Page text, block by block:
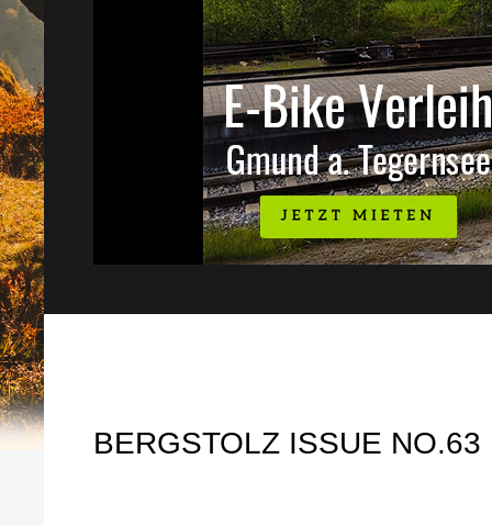
BERGSTOLZ ISSUE NO.63